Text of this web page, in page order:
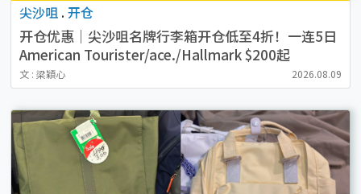
尖沙咀 . 开仓
开仓优惠｜尖沙咀名牌行李箱开仓低至4折！一连5日
American Tourister/ace./Hallmark $200起
文 : 梁穎心 2026.08.09